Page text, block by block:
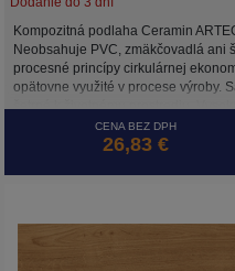
Kompozitná podlaha Ceramin
Neobsahuje PVC, zmäkčovadlá ani
procesné princípy cirkulárnej
opätovne využité v procese výroby.
a to aj pri záťaži v komerčne
CENA BEZ DPH
26,83 €